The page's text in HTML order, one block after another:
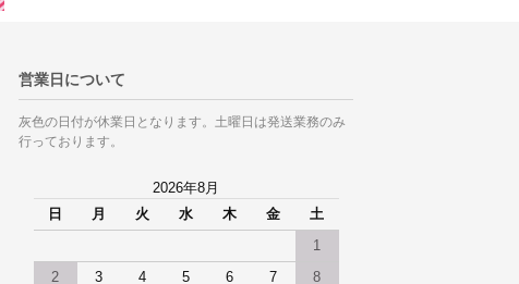
営業日について
灰色の日付が休業日となります。土曜日は発送業務のみ
行っております。
2026年8月
日
月 火 水 木 金 土
1
2 3 4 5 6 7 8